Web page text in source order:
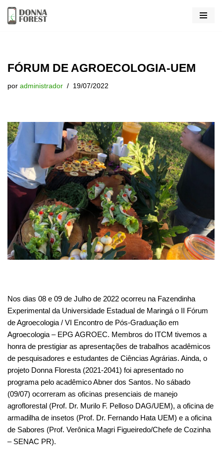
Pular
conteúdo
FÓRUM DE AGROECOLOGIA-UEM
por administrador 19/07/2022
Nos dias 08 e 09 de Julho de 2022 ocorreu na Fazendinha
Experimental da Universidade Estadual de Maringá o II Fórum
de Agroecologia / VI Encontro de Pós-Graduação em
Agroecologia – EPG AGROEC. Membros do ITCM tivemos a
honra de prestigiar as apresentações de trabalhos acadêmicos
de pesquisadores e estudantes de Ciências Agrárias. Ainda, o
projeto Donna Floresta (2021-2041) foi apresentado no
programa pelo acadêmico Abner dos Santos. No sábado
(09/07) ocorreram as oficinas presenciais de manejo
agroflorestal (Prof. Dr. Murilo F. Pelloso DAG/UEM), a oficina de
armadilha de insetos (Prof. Dr. Fernando Hata UEM) e a oficina
de Sabores (Prof. Verônica Magri Figueiredo/Chefe de Cozinha
– SENAC PR).